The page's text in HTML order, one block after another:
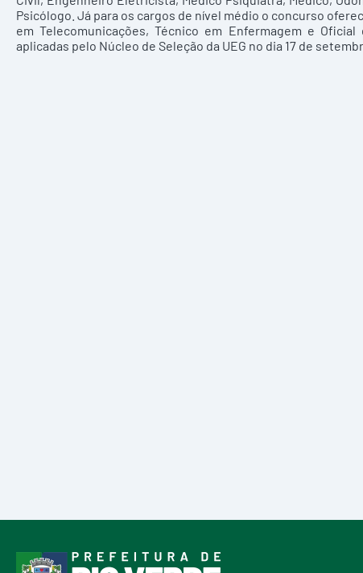
Psicólogo. Já para os cargos de nível médio o concurso
em Telecomunicações, Técnico em Enfermagem e
aplicadas pelo Núcleo de Seleção da UEG no dia 17 de